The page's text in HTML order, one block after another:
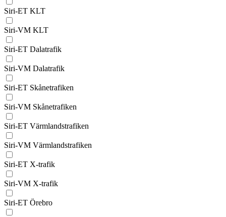
Siri-ET KLT
Siri-VM KLT
Siri-ET Dalatrafik
Siri-VM Dalatrafik
Siri-ET Skånetrafiken
Siri-VM Skånetrafiken
Siri-ET Värmlandstrafiken
Siri-VM Värmlandstrafiken
Siri-ET X-trafik
Siri-VM X-trafik
Siri-ET Örebro